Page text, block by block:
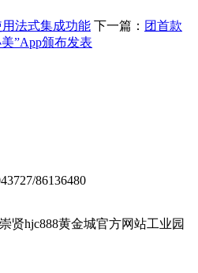
法式集成功能 下一篇： 团首款
”App颁布发表
86136480
贤hjc888黄金城官方网站工业园